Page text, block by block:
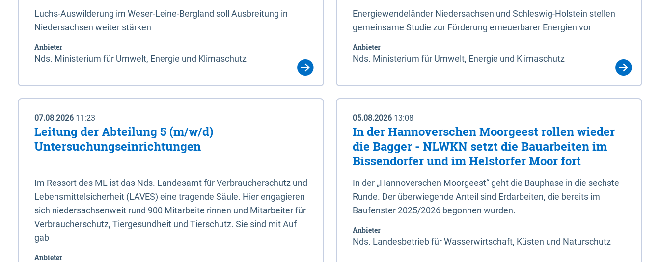
Luchs-Auswilderung im Weser-Leine-Bergland soll Ausbreitung in
Niedersachsen weiter stärken
Anbieter
Nds. Ministerium für Umwelt, Energie und Klimaschutz
Energiewendeländer Niedersachsen und Schleswig-Holstein stellen
gemeinsame Studie zur Förderung erneuerbarer Energien vor
Anbieter
Nds. Ministerium für Umwelt, Energie und Klimaschutz
07.08.2026 11:23
Leitung der Abteilung 5 (m/w/d)
Untersuchungseinrichtungen
Im Ressort des ML ist das Nds. Landesamt für Verbraucherschutz und
Lebensmittelsicherheit (LAVES) eine tragende Säule. Hier engagieren
sich niedersachsenweit rund 900 Mitarbeite rinnen und Mitarbeiter für
Verbraucherschutz, Tiergesundheit und Tierschutz. Sie sind mit Auf
gab
Anbieter
05.08.2026 13:08
In der Hannoverschen Moorgeest rollen wieder
die Bagger - NLWKN setzt die Bauarbeiten im
Bissendorfer und im Helstorfer Moor fort
In der „Hannoverschen Moorgeest“ geht die Bauphase in die sechste
Runde. Der überwiegende Anteil sind Erdarbeiten, die bereits im
Baufenster 2025/2026 begonnen wurden.
Anbieter
Nds. Landesbetrieb für Wasserwirtschaft, Küsten und Naturschutz